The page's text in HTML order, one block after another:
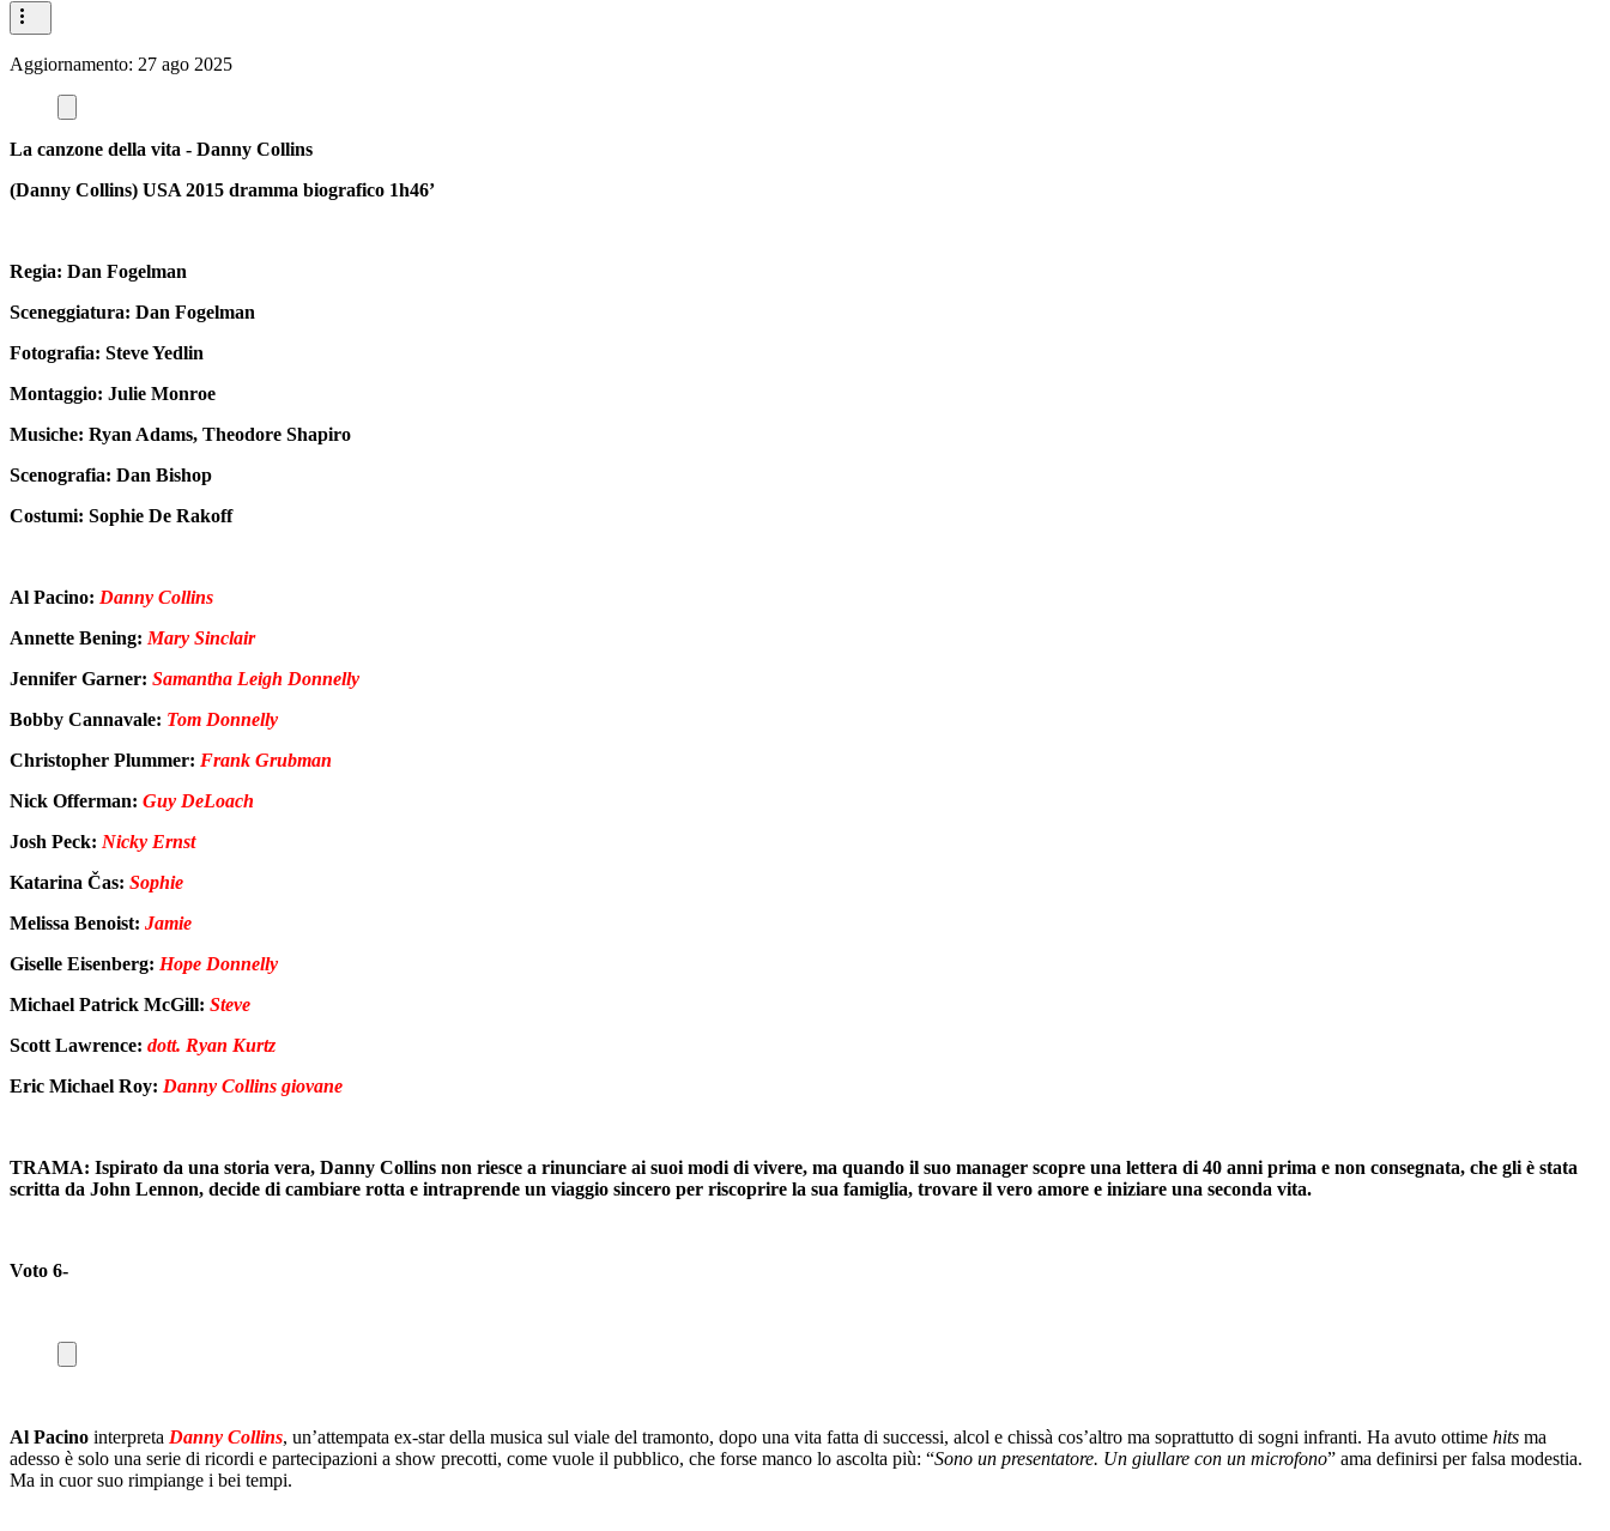
Aggiornamento: 27 ago 2025
La canzone della vita - Danny Collins
(Danny Collins) USA 2015 dramma biografico 1h46’
Regia: Dan Fogelman
Sceneggiatura: Dan Fogelman
Fotografia: Steve Yedlin
Montaggio: Julie Monroe
Musiche: Ryan Adams, Theodore Shapiro
Scenografia: Dan Bishop
Costumi: Sophie De Rakoff
Al Pacino: Danny Collins
Annette Bening:Mary Sinclair
Jennifer Garner: Samantha Leigh Donnelly
Bobby Cannavale: Tom Donnelly
Christopher Plummer: Frank Grubman
Nick Offerman: Guy DeLoach
Josh Peck: Nicky Ernst
Katarina Čas: Sophie
Melissa Benoist: Jamie
Giselle Eisenberg: Hope Donnelly
Michael Patrick McGill: Steve
Scott Lawrence: dott. Ryan Kurtz
Eric Michael Roy: Danny Collins giovane
TRAMA: ‎Ispirato da una storia vera, Danny Collins non riesce a rinunciare ai suoi modi di vivere, ma quando il suo manager scopre una lettera di 40 anni prima e non consegnata, che gli è stata
scritta da John Lennon, decide di cambiare rotta e intraprende un viaggio sincero per riscoprire la sua famiglia, trovare il vero amore e iniziare una seconda vita.‎
Voto 6-
Al Pacino interpreta Danny Collins, un’attempata ex-star della musica sul viale del tramonto, dopo una vita fatta di successi, alcol e chissà cos’altro ma soprattutto di sogni infranti. Ha avuto ottime hits ma
adesso è solo una serie di ricordi e partecipazioni a show precotti, come vuole il pubblico, che forse manco lo ascolta più: “Sono un presentatore. Un giullare con un microfono” ama definirsi per falsa modestia.
Ma in cuor suo rimpiange i bei tempi.